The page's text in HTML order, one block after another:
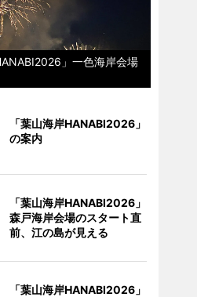
」一色海岸会場
「葉山海岸HANABI2026」
の案内
「葉山海岸HANABI2026」
森戸海岸会場のスタート直
前、江の島が見える
「葉山海岸HANABI2026」